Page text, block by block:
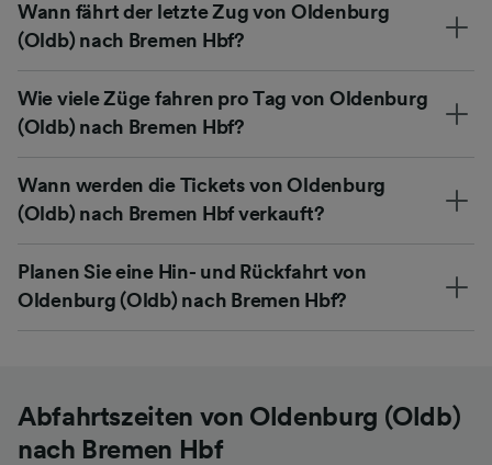
Wann fährt der letzte Zug von Oldenburg
(Oldb) nach Bremen Hbf?
Wie viele Züge fahren pro Tag von Oldenburg
(Oldb) nach Bremen Hbf?
Wann werden die Tickets von Oldenburg
(Oldb) nach Bremen Hbf verkauft?
Planen Sie eine Hin- und Rückfahrt von
Oldenburg (Oldb) nach Bremen Hbf?
Abfahrtszeiten von Oldenburg (Oldb)
nach Bremen Hbf